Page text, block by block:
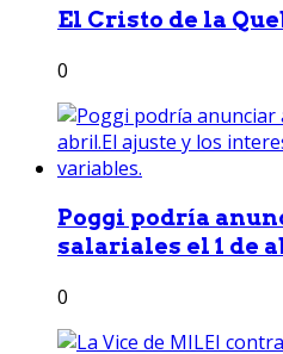
El Cristo de la
0
Poggi podría
salariales el 1 de
0